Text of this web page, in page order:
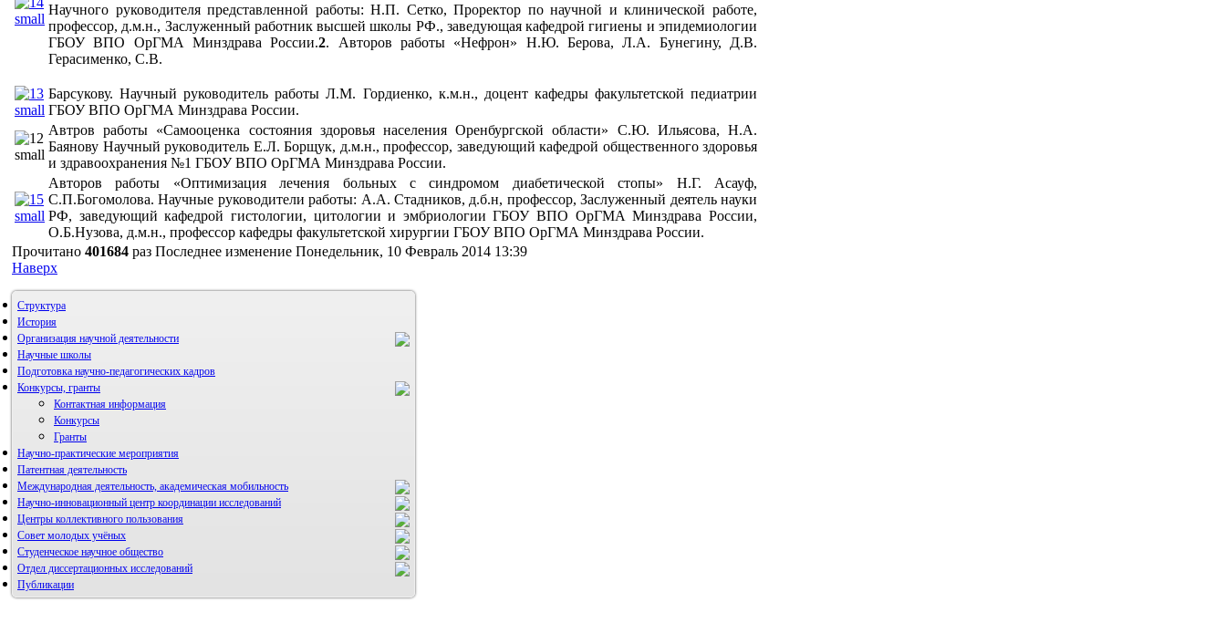
Научного руководителя представленной работы: Н.П. Сетко, Проректор по научной и клинической работе,
профессор, д.м.н., Заслуженный работник высшей школы РФ., заведующая кафедрой гигиены и эпидемиологии
ГБОУ ВПО ОрГМА Минздрава России.2. Авторов работы «Нефрон» Н.Ю. Берова, Л.А. Бунегину, Д.В.
Герасименко, С.В.
Барсукову. Научный руководитель работы Л.М. Гордиенко, к.м.н., доцент кафедры факультетской педиатрии
ГБОУ ВПО ОрГМА Минздрава России.
Автров работы «Самооценка состояния здоровья населения Оренбургской области» С.Ю. Ильясова, Н.А.
Баянову Научный руководитель Е.Л. Борщук, д.м.н., профессор, заведующий кафедрой общественного здоровья
и здравоохранения №1 ГБОУ ВПО ОрГМА Минздрава России.
Авторов работы «Оптимизация лечения больных с синдромом диабетической стопы» Н.Г. Асауф,
С.П.Богомолова. Научные руководители работы: А.А. Стадников, д.б.н, профессор, Заслуженный деятель науки
РФ, заведующий кафедрой гистологии, цитологии и эмбриологии ГБОУ ВПО ОрГМА Минздрава России,
О.Б.Нузова, д.м.н., профессор кафедры факультетской хирургии ГБОУ ВПО ОрГМА Минздрава России.
Прочитано 401684 раз Последнее изменение Понедельник, 10 Февраль 2014 13:39
Наверх
Структура
История
Организация научной деятельности
Научные школы
Подготовка научно-педагогических кадров
Конкурсы, гранты
Контактная информация
Конкурсы
Гранты
Научно-практические мероприятия
Патентная деятельность
Международная деятельность, академическая мобильность
Научно-инновационный центр координации исследований
НИИ микрохирургии и клинической анатомии
Центры коллективного пользования
Совет молодых учёных
Студенческое научное общество
Отдел диссертационных исследований
Публикации